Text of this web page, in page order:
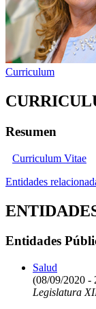
Curriculum
Resumen
Curriculum Vitae
Entidades
Entidades
Salud
(08/09/2020 -
Legislatura